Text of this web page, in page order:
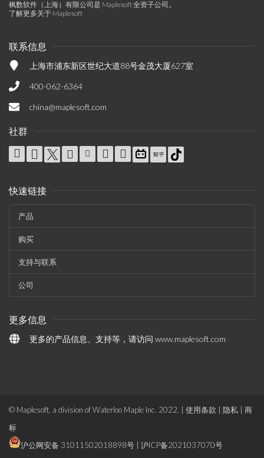
枫数软件（上海）有限公司是 Maplesoft 全资子公司。
了解更多关于 Maplesoft
联系信息
上海市浦东新区世纪大道88号金茂大厦627室
400-062-6364
china@maplesoft.com
社群
快速链接
产品
购买
支持与联系
公司
更多信息
更多的产品信息、支持等，请访问 www.maplesoft.com
© Maplesoft, a division of Waterloo Maple Inc. 2022. | 使用条款 隐私
商
标
沪公网安备 31011502018898号
沪ICP备2021037070号